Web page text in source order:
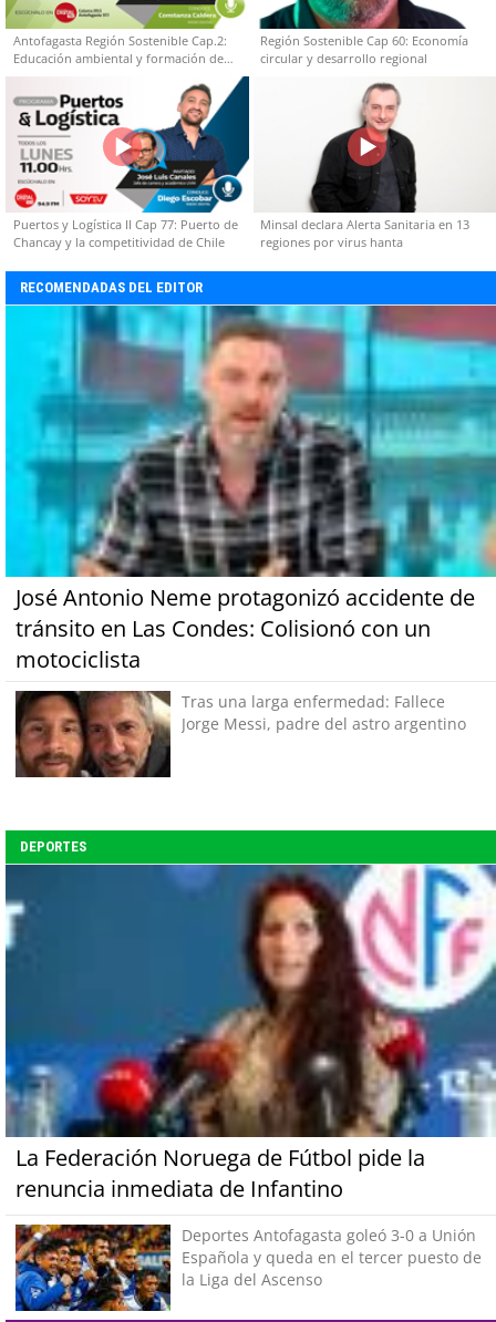
Antofagasta Región Sostenible Cap.2:
Educación ambiental y formación de
capacidades técnicas
Región Sostenible Cap 60: Economía
circular y desarrollo regional
Puertos y Logística II Cap 77: Puerto de
Chancay y la competitividad de Chile
Minsal declara Alerta Sanitaria en 13
regiones por virus hanta
RECOMENDADAS DEL EDITOR
José Antonio Neme protagonizó accidente de
tránsito en Las Condes: Colisionó con un
motociclista
Tras una larga enfermedad: Fallece
Jorge Messi, padre del astro argentino
DEPORTES
La Federación Noruega de Fútbol pide la
renuncia inmediata de Infantino
Deportes Antofagasta goleó 3-0 a Unión
Española y queda en el tercer puesto de
la Liga del Ascenso